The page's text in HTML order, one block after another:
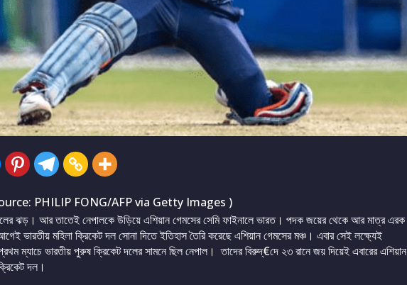
PHILIP FONG/AFP via Getty Images )
ঝড়। আর তাতেই নেপালকে উড়িয়ে এশিয়ান গেমসের সেমি ফাইনালে ভারত। পদক জয়ের থেকে আর মাত্র এরক
ভারতীয় মহিলা ক্রিকেট দল সোনা দিতে ইতিহাস তৈরি করেছে এশিয়ান গেমসের মঞ্চ। এবার সেই লক্ষ্যেই
ম্যাচে ভারতীয় পুরুষ ক্রিকেট দলের সামনে ছিল নেপাল। তাদের বিরুদ্€দে ২৩ রানে জয় দিয়েই এবারের এশিয়ান
দল।